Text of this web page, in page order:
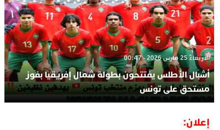
الأربعاء 25 مارس 2026 - 00:47
أشبال الأطلس يفتتحون بطولة شمال إفريقيا بفوز
مستحق على تونس
إعلان: